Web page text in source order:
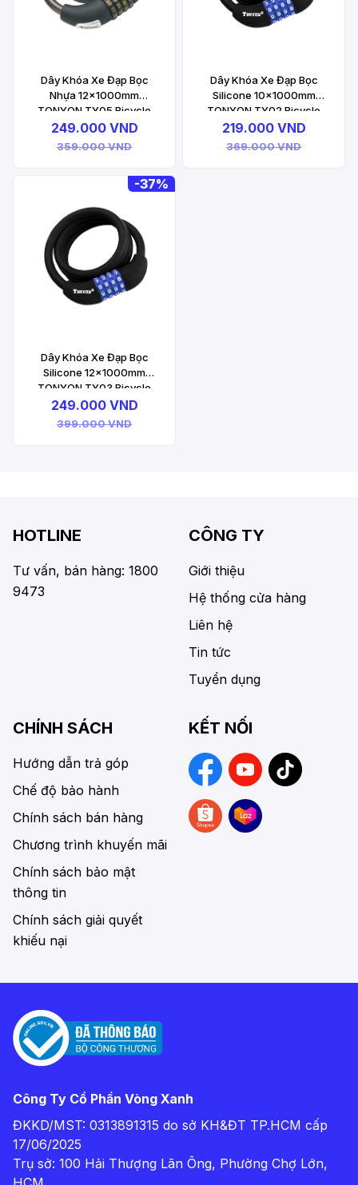
Dây Khóa Xe Đạp Bọc
Nhựa 12x1000mm
TONYON TY05 Bicycle
Lock
249.000 VND
359.000 VND
Dây Khóa Xe Đạp Bọc
Silicone 10x1000mm
TONYON TY02 Bicycle
Lock
219.000 VND
369.000 VND
-37%
Dây Khóa Xe Đạp Bọc
Silicone 12x1000mm
TONYON TY03 Bicycle
Lock
249.000 VND
399.000 VND
HOTLINE
Tư vấn, bán hàng: 1800
9473
CÔNG TY
Giới thiệu
Hệ thống cửa hàng
Liên hệ
Tin tức
Tuyển dụng
CHÍNH SÁCH
Hướng dẫn trả góp
Chế độ bảo hành
Chính sách bán hàng
Chương trình khuyến mãi
Chính sách bảo mật
thông tin
Chính sách giải quyết
khiếu nại
KẾT NỐI
Công Ty Cổ Phần Vòng Xanh
ĐKKD/MST: 0313891315 do sở KH&ĐT TP.HCM cấp
17/06/2025
Trụ sở: 100 Hải Thượng Lãn Ông, Phường Chợ Lớn,